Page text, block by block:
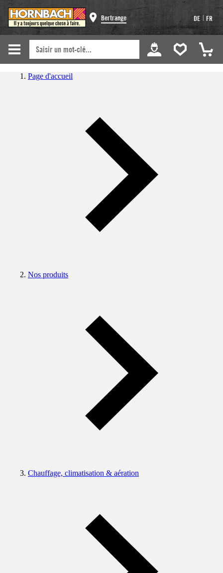
Bertrange DE | FR
Page d'accueil
Nos produits
Chauffage, climatisation & aération